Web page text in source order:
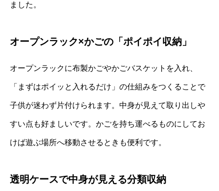
ました。
オープンラック×かごの「ポイポイ収納」
オープンラックに布製かごやかごバスケットを入れ、
「まずはポイッと入れるだけ」の仕組みをつくることで
子供が迷わず片付けられます。中身が見えて取り出しや
すい点も好ましいです。かごを持ち運べるものにしてお
けば遊ぶ場所へ移動させるときも便利です。
透明ケースで中身が見える分類収納